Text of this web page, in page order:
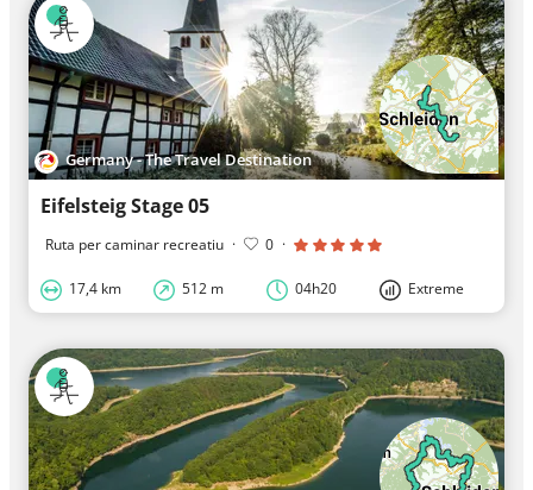
Germany - The Travel Destination
Eifelsteig Stage 05
Ruta per caminar recreatiu · 0 ·
17,4 km 512 m 04h20 Extreme